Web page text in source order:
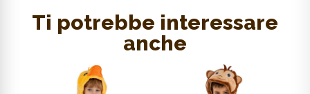
Ti potrebbe interessare
anche